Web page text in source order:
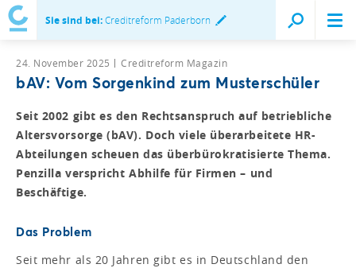
Sie sind bei:Creditreform Paderborn
24. November 2025 Creditreform Magazin
bAV: Vom Sorgenkind zum Musterschüler
Seit 2002 gibt es den Rechtsanspruch auf betriebliche
Altersvorsorge (bAV). Doch viele überarbeitete HR-
Abteilungen scheuen das überbürokratisierte Thema.
Penzilla verspricht Abhilfe für Firmen – und
Beschäftige.
Das Problem
Seit mehr als 20 Jahren gibt es in Deutschland den